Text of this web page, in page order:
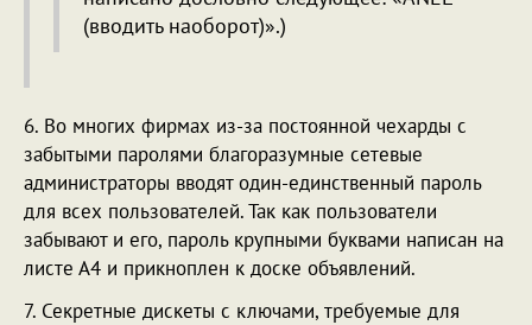
(вводить наоборот)».)
6. Во многих фирмах из-за постоянной чехарды с
забытыми паролями благоразумные сетевые
администраторы вводят один-единственный пароль
для всех пользователей. Так как пользователи
забывают и его, пароль крупными буквами написан на
листе А4 и прикноплен к доске объявлений.
7. Секретные дискеты с ключами, требуемые для